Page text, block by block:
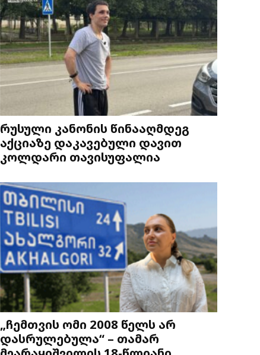
რუსული კანონის წინააღმდეგ
აქციაზე დაკავებული დავით
კოლდარი თავისუფალია
„ჩემთვის ომი 2008 წელს არ
დასრულებულა“ – თამარ